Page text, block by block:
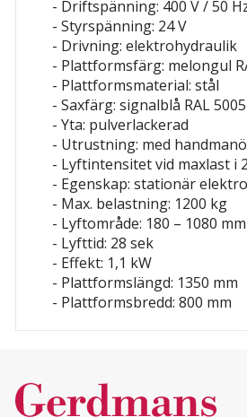
- Driftspänning: 400 V / 50
- Styrspänning: 24 V
- Drivning: elektrohydraulik
- Plattformsfärg: melongul
- Plattformsmaterial: stål
- Saxfärg: signalblå RAL 5005
- Yta: pulverlackerad
- Utrustning: med
- Lyftintensitet vid maxlast i
- Egenskap: stationär
- Max. belastning: 1200 kg
- Lyftområde: 180 – 1080 mm
- Lyfttid: 28 sek
- Effekt: 1,1 kW
- Plattformslängd: 1350 mm
- Plattformsbredd: 800 mm